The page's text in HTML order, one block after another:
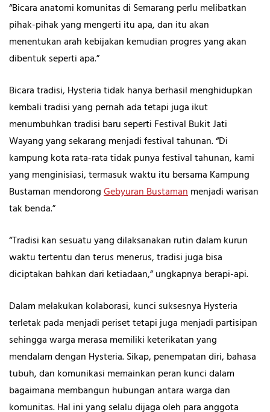
“Bicara anatomi komunitas di Semarang perlu melibatkan
pihak-pihak yang mengerti itu apa, dan itu akan
menentukan arah kebijakan kemudian progres yang akan
dibentuk seperti apa.”
Bicara tradisi, Hysteria tidak hanya berhasil menghidupkan
kembali tradisi yang pernah ada tetapi juga ikut
menumbuhkan tradisi baru seperti Festival Bukit Jati
Wayang yang sekarang menjadi festival tahunan. “Di
kampung kota rata-rata tidak punya festival tahunan, kami
yang menginisiasi, termasuk waktu itu bersama Kampung
Bustaman mendorongGebyuran Bustamanmenjadi warisan
tak benda.”
“Tradisi kan sesuatu yang dilaksanakan rutin dalam kurun
waktu tertentu dan terus menerus, tradisi juga bisa
diciptakan bahkan dari ketiadaan,” ungkapnya berapi-api.
Dalam melakukan kolaborasi, kunci suksesnya Hysteria
terletak pada menjadi periset tetapi juga menjadi partisipan
sehingga warga merasa memiliki keterikatan yang
mendalam dengan Hysteria. Sikap, penempatan diri, bahasa
tubuh, dan komunikasi memainkan peran kunci dalam
bagaimana membangun hubungan antara warga dan
komunitas. Hal ini yang selalu dijaga oleh para anggota